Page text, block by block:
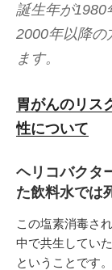
誕生年が1980
2000年以降の
ます。
胃がんのリス
性について
ヘリコバクタ
た飲料水では
この塩素消毒さ
中で共生してい
ということです